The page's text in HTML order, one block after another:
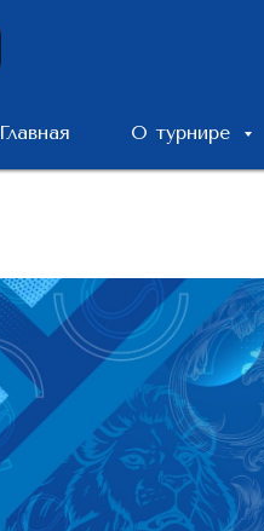
Главная О турнире